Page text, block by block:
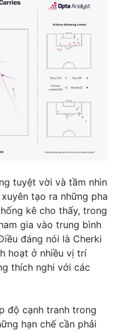
tuyệt vời và tầm nhìn
tạo ra những pha
kê cho thấy, trong
gia vào trung bình
đáng nói là Cherki
hoạt ở nhiều vị trí
thích nghi với các
độ cạnh tranh trong
hạn chế cần phải